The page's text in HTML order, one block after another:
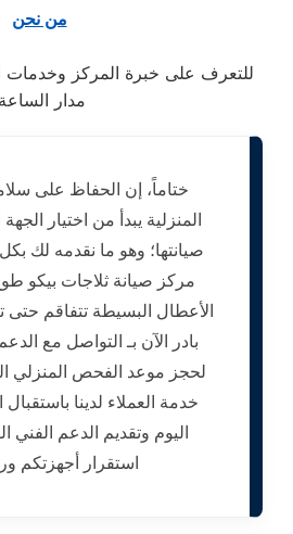
من نحن
للتعرف على خبرة المركز وخدمات
مدار
ختاماً، إن الحفاظ على
المنزلية يبدأ من اختيار
صيانتها؛ وهو ما نقدمه لك
مركز صيانة ثلاجات بيكو
الأعطال البسيطة تتفاقم حتى
بادر الآن بـ التواصل مع
لحجز موعد الفحص المنزلي
خدمة العملاء لدينا
اليوم وتقديم الدعم
استقرار أجهزتكم